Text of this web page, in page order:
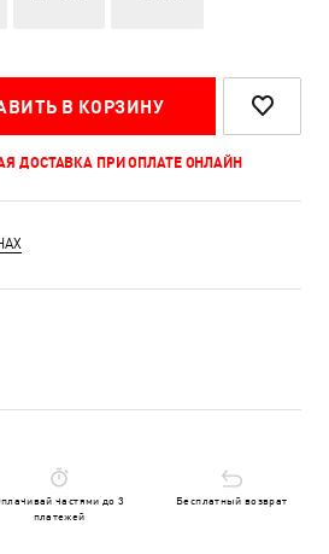
В КОРЗИНУ
ДОСТАВКА ПРИ ОПЛАТЕ ОНЛАЙН
частями до 3
платежей
Бесплатный возврат